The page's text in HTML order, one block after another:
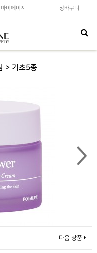
마이페이지 장바구니
> 기초5종
다음 상품